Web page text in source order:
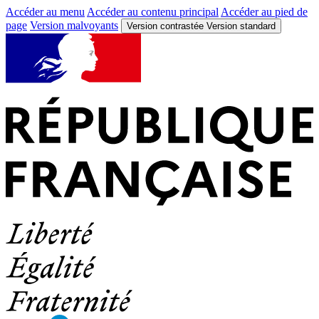
Accéder au menu Accéder au contenu principal Accéder au pied de
page Version malvoyants Version contrastée Version standard